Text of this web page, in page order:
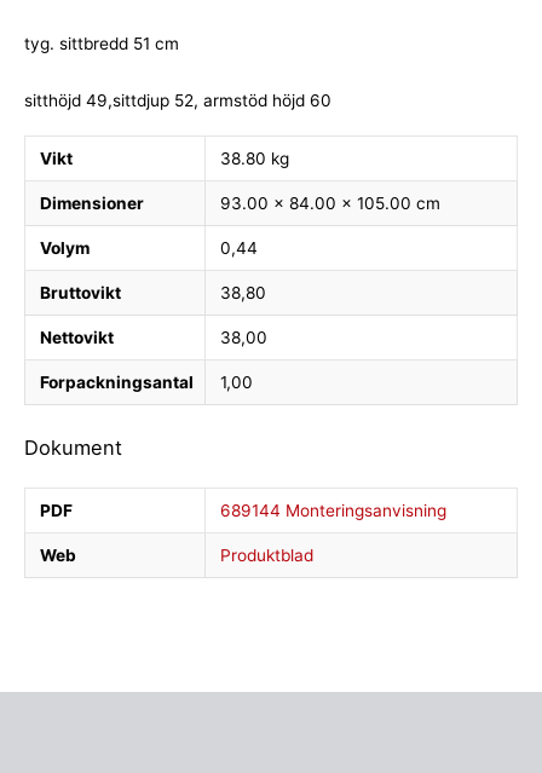
tyg. sittbredd 51 cm
sitthöjd 49,sittdjup 52, armstöd höjd 60
Vikt 38.80 kg
Dimensioner 93.00 × 84.00 × 105.00 cm
Volym 0,44
Bruttovikt 38,80
Nettovikt 38,00
Forpackningsantal 1,00
Dokument
PDF 689144 Monteringsanvisning
Web Produktblad